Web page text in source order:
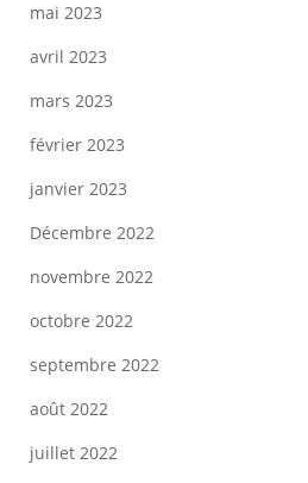
mai 2023
avril 2023
mars 2023
février 2023
janvier 2023
Décembre 2022
novembre 2022
octobre 2022
septembre 2022
août 2022
juillet 2022